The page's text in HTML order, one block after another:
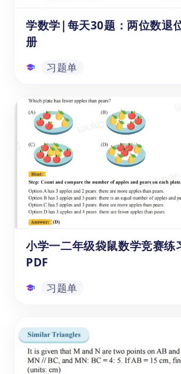
学数学|每天30题：两位数退
册
习题单
学数学|每天30题：两位数退
册
《每天30题：两位数退位减法练
帮助6-7岁的一年级与二年级学生
两位数减去两位数的退位减法计算
则，并借助具体的数字计算练习，
理解抽象的数位概念和进制系统的
本系列习题册包括《计算天天练》
源为第十册。
习题单
小学一二年级袋鼠数学竞赛练
PDF
习题单
小学一二年级袋鼠数学竞赛练
PDF
这本练习册提供详细的答案和解